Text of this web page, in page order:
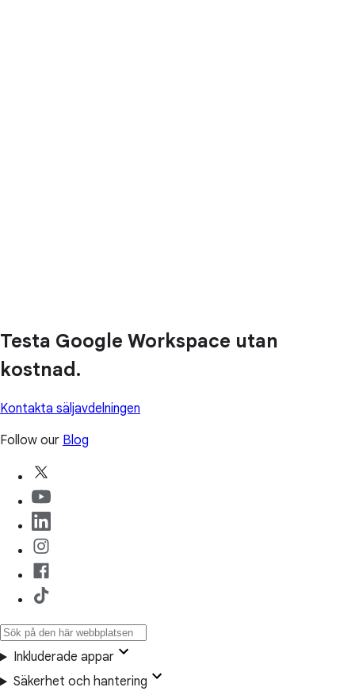
Testa Google Workspace utan
kostnad.
Kontakta säljavdelningen
Follow our Blog
Inkluderade appar
Säkerhet och hantering